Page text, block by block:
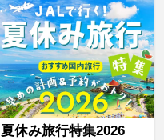
夏休み旅行特集2026